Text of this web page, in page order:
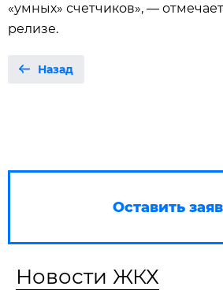
«умных» счетчиков», —
релизе.
Назад
Оставить
Новости ЖКХ